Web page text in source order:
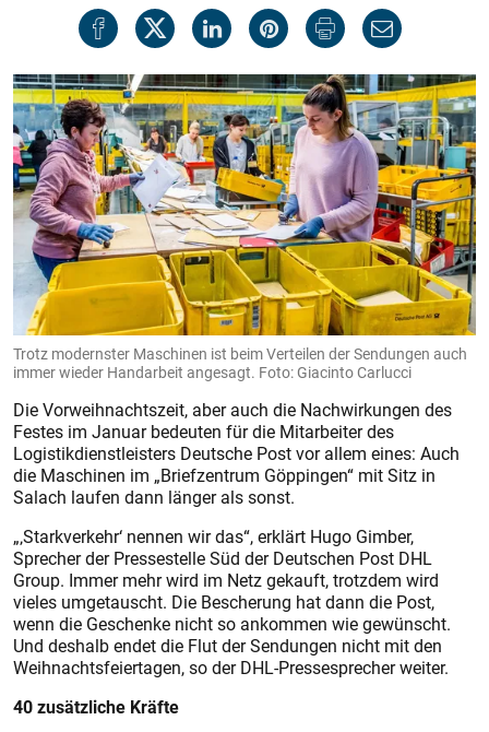
Trotz modernster Maschinen ist beim Verteilen der Sendungen auch
immer wieder Handarbeit angesagt. Foto: Giacinto Carlucci
Die Vorweihnachtszeit, aber auch die Nachwirkungen des
Festes im Januar bedeuten für die Mitarbeiter des
Logistikdienstleisters Deutsche Post vor allem eines: Auch
die Maschinen im „Briefzentrum Göppingen“ mit Sitz in
Salach laufen dann länger als sonst.
„‚Starkverkehr‘ nennen wir das“, erklärt Hugo Gimber,
Sprecher der Pressestelle Süd der Deutschen Post DHL
Group. Immer mehr wird im Netz gekauft, trotzdem wird
vieles umgetauscht. Die Bescherung hat dann die Post,
wenn die Geschenke nicht so ankommen wie gewünscht.
Und deshalb endet die Flut der Sendungen nicht mit den
Weihnachtsfeiertagen, so der DHL-Pressesprecher weiter.
40 zusätzliche Kräfte